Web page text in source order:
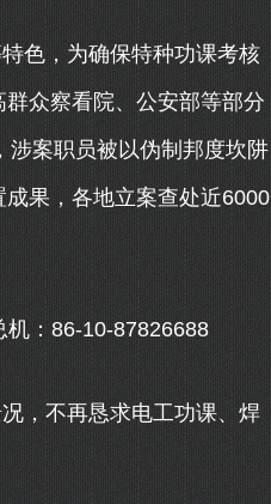
色，为确保特种功课考核
众察看院、公安部等部分
涉案职员被以伪制邦度坎阱
果，各地立案查处近6000
：86-10-87826688
，不再恳求电工功课、焊